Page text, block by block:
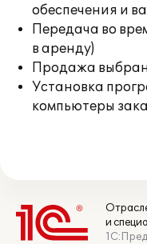
обеспечения и
Передача во
в аренду)
Продажа
Установка
компьютеры
и